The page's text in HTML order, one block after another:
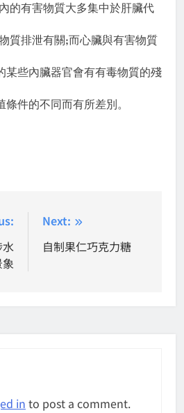
的有害物質大多集中於肝臟代
質排泄有關;而心臟與有害物質
某些內臟器官會有有毒物質的殘
件的不同而有所差別。
Next:
自制果仁巧克力糖
in to post a comment.